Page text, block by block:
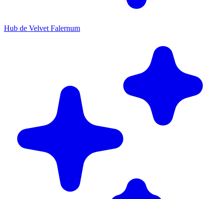
Hub de Velvet Falernum